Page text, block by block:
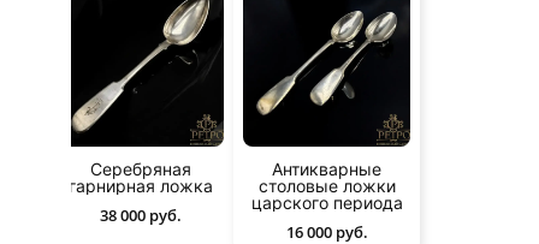
Серебряная
гарнирная ложка
38 000 руб.
Антикварные
столовые ложки
царского периода
16 000 руб.